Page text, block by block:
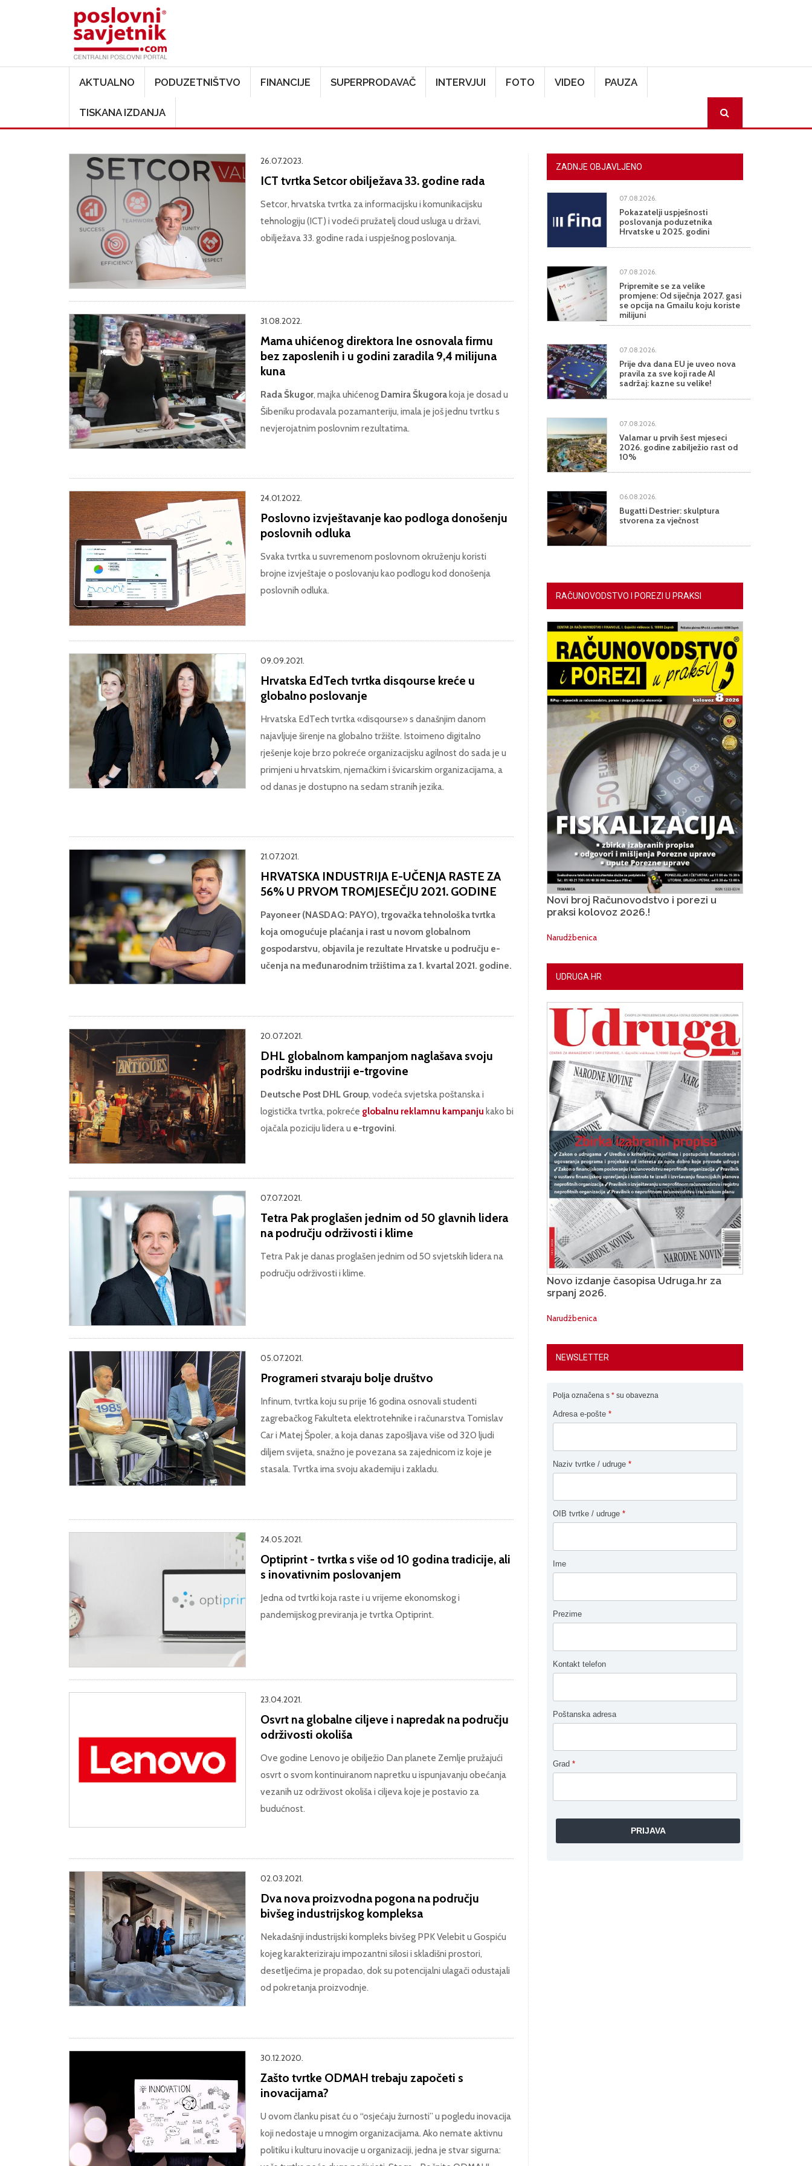
AKTUALNO PODUZETNIŠTVO FINANCIJE SUPERPRODAVAČ INTERVJUI FOTO VIDEO PAUZA
TISKANA IZDANJA
26.07.2023.
ICT tvrtka Setcor obilježava 33. godine rada
Setcor, hrvatska tvrtka za informacijsku i komunikacijsku
tehnologiju (ICT) i vodeći pružatelj cloud usluga u državi,
obilježava 33. godine rada i uspješnog poslovanja.
31.08.2022.
Mama uhićenog direktora Ine osnovala firmu
bez zaposlenih i u godini zaradila 9,4 milijuna
kuna
Rada Škugor, majka uhićenog Damira Škugorakoja je dosad u
Šibeniku prodavala pozamanteriju, imala je još jednu tvrtku s
nevjerojatnim poslovnim rezultatima.
24.01.2022.
Poslovno izvještavanje kao podloga donošenju
poslovnih odluka
Svaka tvrtka u suvremenom poslovnom okruženju koristi
brojne izvještaje o poslovanju kao podlogu kod donošenja
poslovnih odluka.
09.09.2021.
Hrvatska EdTech tvrtka disqourse kreće u
globalno poslovanje
Hrvatska EdTech tvrtka «disqourse» s današnjim danom
najavljuje širenje na globalno tržište. Istoimeno digitalno
rješenje koje brzo pokreće organizacijsku agilnost do sada je u
primjeni u hrvatskim, njemačkim i švicarskim organizacijama, a
od danas je dostupno na sedam stranih jezika.
21.07.2021.
HRVATSKA INDUSTRIJA E-UČENJA RASTE ZA
56% U PRVOM TROMJESEČJU 2021. GODINE
Payoneer (NASDAQ: PAYO), trgovačka tehnološka tvrtka
koja omogućuje plaćanja i rast u novom globalnom
gospodarstvu, objavila je rezultate Hrvatske u području e-
učenja na međunarodnim tržištima za 1. kvartal 2021. godine.
20.07.2021.
DHL globalnom kampanjom naglašava svoju
podršku industriji e-trgovine
Deutsche Post DHL Group, vodeća svjetska poštanska i
logistička tvrtka, pokreće globalnu reklamnu kampanju kako bi
ojačala poziciju lidera u e-trgovini.
07.07.2021.
Tetra Pak proglašen jednim od 50 glavnih lidera
na području održivosti i klime
Tetra Pak je danas proglašen jednim od 50 svjetskih lidera na
području održivosti i klime.
05.07.2021.
Programeri stvaraju bolje društvo
Infinum, tvrtka koju su prije 16 godina osnovali studenti
zagrebačkog Fakulteta elektrotehnike i računarstva Tomislav
Car i Matej Špoler, a koja danas zapošljava više od 320 ljudi
diljem svijeta, snažno je povezana sa zajednicom iz koje je
stasala. Tvrtka ima svoju akademiju i zakladu.
24.05.2021.
Optiprint - tvrtka s više od 10 godina tradicije, ali
s inovativnim poslovanjem
Jedna od tvrtki koja raste i u vrijeme ekonomskog i
pandemijskog previranja je tvrtka Optiprint.
23.04.2021.
Osvrt na globalne ciljeve i napredak na području
održivosti okoliša
Ove godine Lenovo je obilježio Dan planete Zemlje pružajući
osvrt o svom kontinuiranom napretku u ispunjavanju obećanja
vezanih uz održivost okoliša i ciljeva koje je postavio za
budućnost.
02.03.2021.
Dva nova proizvodna pogona na području
bivšeg industrijskog kompleksa
Nekadašnji industrijski kompleks bivšeg PPK Velebit u Gospiću
kojeg karakteriziraju impozantni silosi i skladišni prostori,
desetljećima je propadao, dok su potencijalni ulagači odustajali
od pokretanja proizvodnje.
30.12.2020.
Zašto tvrtke ODMAH trebaju započeti s
inovacijama?
U ovom članku pisat ću o “osjećaju žurnosti” u pogledu inovacija
koji nedostaje u mnogim organizacijama. Ako nemate aktivnu
politiku i kulturu inovacije u organizaciji, jedna je stvar sigurna:
ZADNJE OBJAVLJENO
07.08.2026.
Pokazatelji uspješnosti
poslovanja poduzetnika
Hrvatske u 2025. godini
07.08.2026.
Pripremite se za velike
promjene: Od siječnja 2027. gasi
se opcija na Gmailu koju koriste
milijuni
07.08.2026.
Prije dva dana EU je uveo nova
pravila za sve koji rade AI
sadržaj: kazne su velike!
07.08.2026.
Valamar u prvih šest mjeseci
2026. godine zabilježio rast od
10%
06.08.2026.
Bugatti Destrier: skulptura
stvorena za vječnost
RAČUNOVODSTVO I POREZI U PRAKSI
Novi broj Računovodstvo i porezi u
praksi kolovoz 2026.!
Narudžbenica
UDRUGA.HR
Novo izdanje časopisa Udruga.hr za
srpanj 2026.
Narudžbenica
NEWSLETTER
Polja označena s * su obavezna
Adresa e-pošte *
Naziv tvrtke / udruge *
OIB tvrtke / udruge *
Ime
Prezime
Kontakt telefon
Poštanska adresa
Grad *